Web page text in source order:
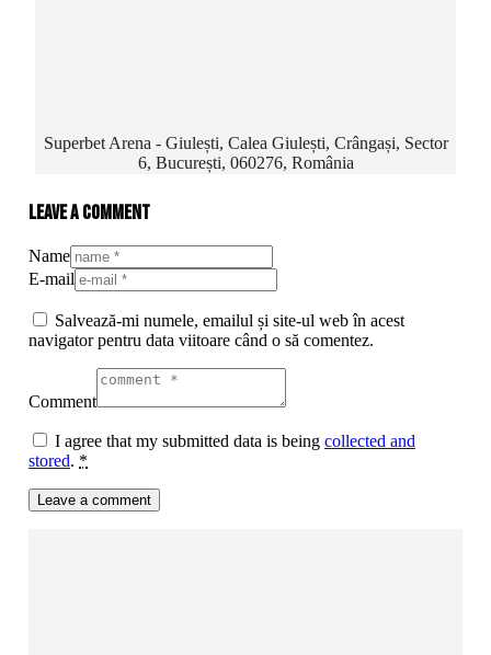
Superbet Arena - Giulești, Calea Giulești, Crângași, Sector
6, București, 060276, România
Leave a comment
Name
E-mail
Salvează-mi numele, emailul și site-ul web în acest
navigator pentru data viitoare când o să comentez.
Comment
I agree that my submitted data is being collected and
stored. *